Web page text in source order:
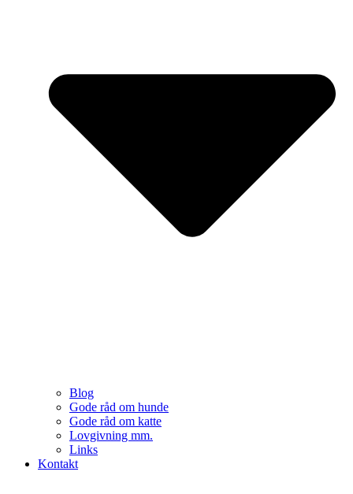
Blog
Gode råd om hunde
Gode råd om katte
Lovgivning mm.
Links
Kontakt